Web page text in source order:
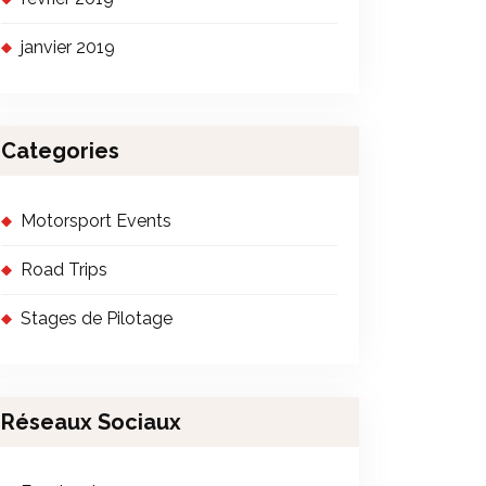
janvier 2019
Categories
Motorsport Events
Road Trips
Stages de Pilotage
Réseaux Sociaux